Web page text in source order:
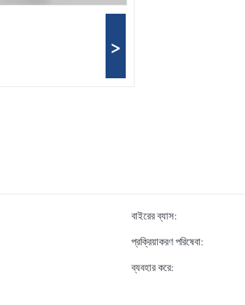
>
বাইরের ব্যাস:
প্রক্রিয়াকরণ পরিষেবা:
ব্যবহার করে: